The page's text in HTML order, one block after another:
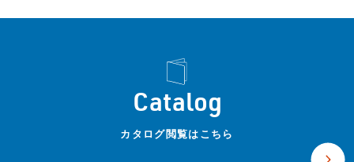
Catalog
カタログ閲覧はこちら